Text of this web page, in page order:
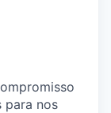
para nos